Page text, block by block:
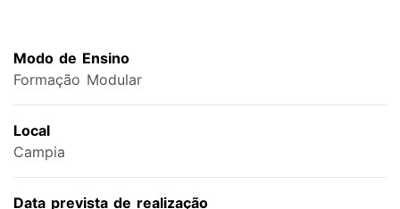
Modo de Ensino
Formação Modular
Local
Campia
Data prevista de realização